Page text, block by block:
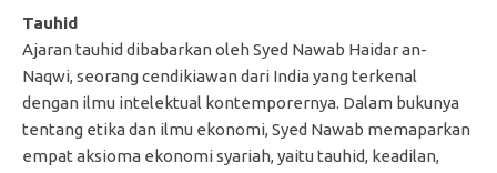
Tauhid
Ajaran tauhid dibabarkan oleh Syed Nawab Haidar an-
Naqwi, seorang cendikiawan dari India yang terkenal
dengan ilmu intelektual kontemporernya. Dalam bukunya
tentang etika dan ilmu ekonomi, Syed Nawab memaparkan
empat aksioma ekonomi syariah, yaitu tauhid, keadilan,